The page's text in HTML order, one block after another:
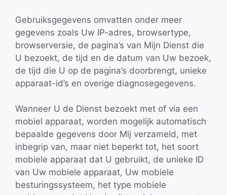
Gebruiksgegevens omvatten onder meer
gegevens zoals Uw IP-adres, browsertype,
browserversie, de pagina’s van Mijn Dienst die
U bezoekt, de tijd en de datum van Uw bezoek,
de tijd die U op de pagina’s doorbrengt, unieke
apparaat-id’s en overige diagnosegegevens.
Wanneer U de Dienst bezoekt met of via een
mobiel apparaat, worden mogelijk automatisch
bepaalde gegevens door Mij verzameld, met
inbegrip van, maar niet beperkt tot, het soort
mobiele apparaat dat U gebruikt, de unieke ID
van Uw mobiele apparaat, Uw mobiele
besturingssysteem, het type mobiele